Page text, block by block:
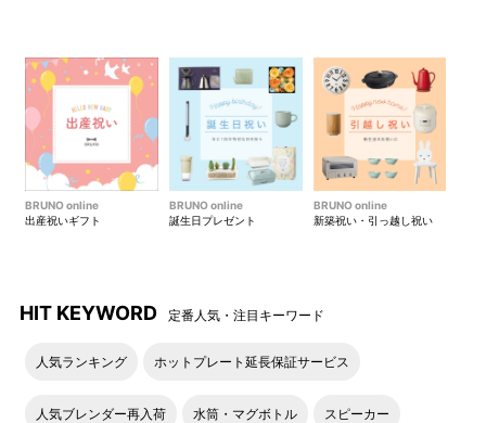
●フォールディングファン装着イメージ ※ハンディファンは別
売となります。
6WAY冷却フォールディングファン ページはこちら＞
5WAYフォールディングファン ページはこちら＞
BRUNO online
出産祝いギフト
BRUNO online
誕生日プレゼント
BRUNO online
新築祝い・引っ越し祝い
HIT KEYWORD 定番人気・注目キーワード
人気ランキング ホットプレート延長保証サービス
人気ブレンダー再入荷 水筒・マグボトル スピーカー